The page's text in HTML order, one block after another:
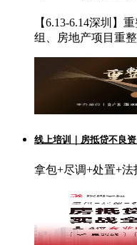
【6.13-6.14深圳】
组、房地产项目重
线上培训｜房抵贷不良
拿包+尽调+处置+法